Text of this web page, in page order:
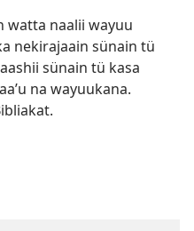
watta naalii wayuu
nekirajaain sünain tü
sünain tü kasa
na wayuukana.